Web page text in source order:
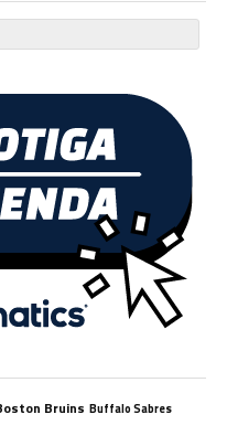
Bruins Buffalo Sabres